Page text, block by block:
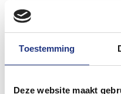
Toestemming
Deze website maakt
zijn? Caroline
en praktische